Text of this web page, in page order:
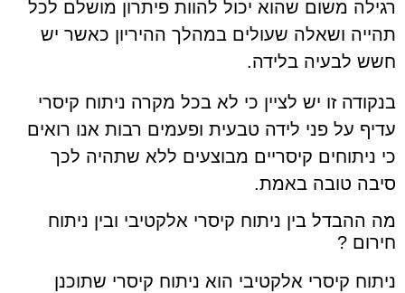
רגילה משום שהוא יכול להוות פיתרון מושלם לכל
תהייה ושאלה שעולים במהלך ההיריון כאשר יש
חשש לבעיה בלידה.
בנקודה זו יש לציין כי לא בכל מקרה ניתוח קיסרי
עדיף על פני לידה טבעית ופעמים רבות אנו רואים
כי ניתוחים קיסריים מבוצעים ללא שתהיה לכך
סיבה טובה באמת.
מה ההבדל בין ניתוח קיסרי אלקטיבי ובין ניתוח
חירום ?
ניתוח קיסרי אלקטיבי הוא ניתוח קיסרי שתוכנן